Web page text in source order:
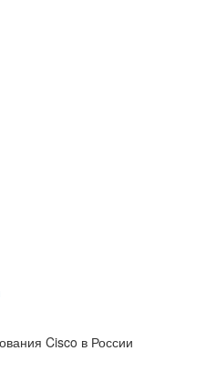
Cisco в России